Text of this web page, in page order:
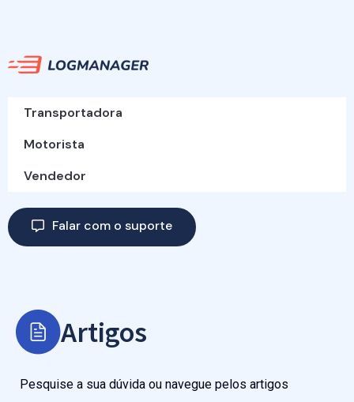
Transportadora
Motorista
Vendedor
Falar com o suporte
Artigos
Pesquise a sua dúvida ou navegue pelos artigos